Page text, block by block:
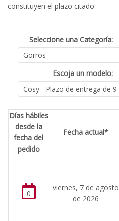
constituyen el plazo citado:
Seleccione una Categoría:
Escoja un modelo:
Días hábiles
desde la
fecha del
pedido
Fecha actual*
0
viernes, 7 de agosto
de 2026